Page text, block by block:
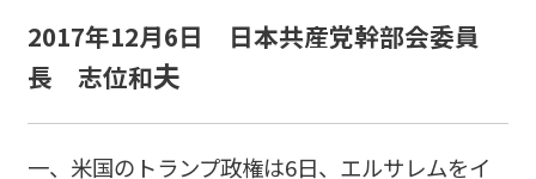
2017年12月6日 日本共産党幹部会委員
長 志位和夫
一、米国のトランプ政権は6日、エルサレムをイ